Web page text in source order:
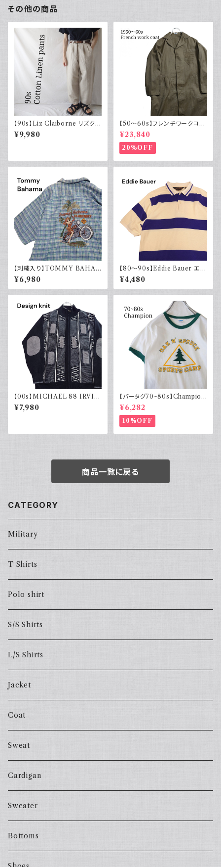
その他の商品
【90s】Liz Claiborne リズクレ
イボーン コットンリネンパンツ
ツータック ワイド スラックス 古
¥9,980
【50～60s】フレンチワークコー
ト ショップコート フレンチヴィン
テージ
¥23,840
20%OFF
【刺繍入り】TOMMY BAHA
MA トミーバハマ オープンカラ
ーシャツ シルク100％ 開禁 古
着 アメカジ チェック
¥6,980
【80～90s】Eddie Bauer エデ
ィバウアー ポロシャツ 太ボーダ
ー 黒タグ
¥4,480
【00s】MICHAEL 88 IRVIN
デザインニット ジップアップ エ
ルボーパッチ 古着 レトロ モード
¥7,980
【バータグ70~80s】Champion
チャンピオン リンガーTシャツ
染み込み
¥6,282
10%OFF
商品一覧に戻る
CATEGORY
Military
T Shirts
Polo shirt
S/S Shirts
L/S Shirts
Jacket
Coat
Sweat
Cardigan
Sweater
Bottoms